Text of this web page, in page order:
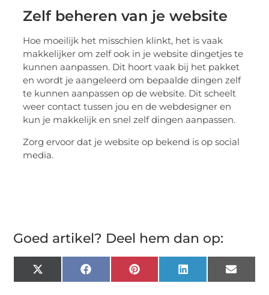
Zelf beheren van je website
Hoe moeilijk het misschien klinkt, het is vaak
makkelijker om zelf ook in je website dingetjes te
kunnen aanpassen. Dit hoort vaak bij het pakket
en wordt je aangeleerd om bepaalde dingen zelf
te kunnen aanpassen op de website. Dit scheelt
weer contact tussen jou en de webdesigner en
kun je makkelijk en snel zelf dingen aanpassen.
Zorg ervoor dat je website op bekend is op social
media.
Goed artikel? Deel hem dan op:
X
(Twitter)
FacebookPinterestLinkedInEmail